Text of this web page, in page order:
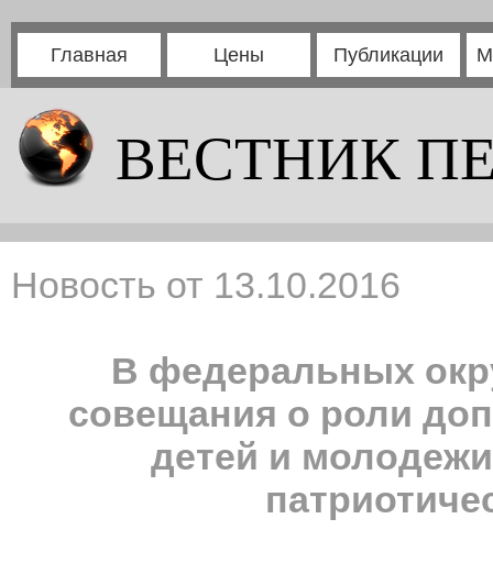
Главная Цены Публикации
ВЕСТНИК
Новость от 13.10.2016
В федеральных
совещания о роли
детей и